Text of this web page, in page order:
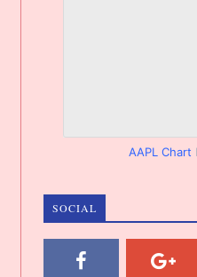
AAPL Chart
SOCIAL